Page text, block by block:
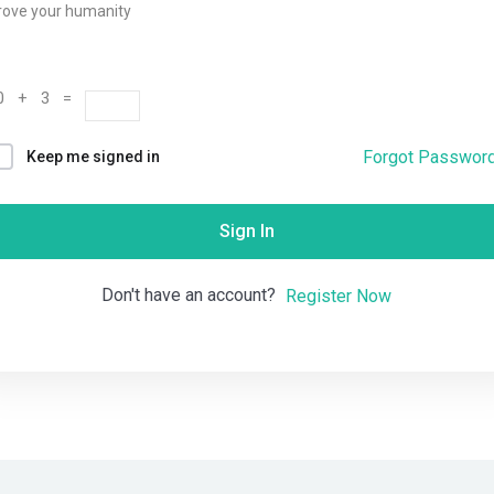
your humanity
+ 3 =
Keep me signed in Forgot
Sign In
Don't have an account? Register Now